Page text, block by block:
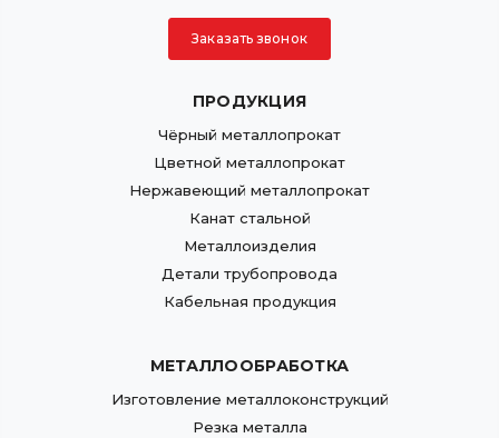
Заказать звонок
ПРОДУКЦИЯ
Чёрный металлопрокат
Цветной металлопрокат
Нержавеющий металлопрокат
Канат стальной
Металлоизделия
Детали трубопровода
Кабельная продукция
МЕТАЛЛООБРАБОТКА
Изготовление металлоконструкций
Резка металла